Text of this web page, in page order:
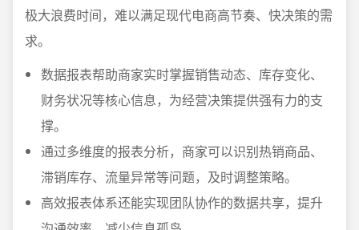
极大浪费时间，难以满足现代电商高节奏、快决策的需
求。
数据报表帮助商家实时掌握销售动态、库存变化、
财务状况等核心信息，为经营决策提供强有力的支
撑。
通过多维度的报表分析，商家可以识别热销商品、
滞销库存、流量异常等问题，及时调整策略。
高效报表体系还能实现团队协作的数据共享，提升